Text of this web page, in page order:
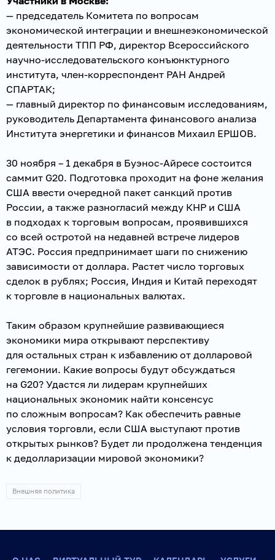
— председатель Комитета по вопросам
экономической интеграции и внешнеэкономической
деятельности ТПП РФ, директор Всероссийского
научно-исследовательского конъюнктурного
института, член-корреспондент РАН Андрей
СПАРТАК;
— главный директор по финансовым исследованиям,
руководитель Департамента финансового анализа
Института энергетики и финансов Михаил ЕРШОВ.
30 ноября – 1 декабря в Буэнос-Айресе состоится
саммит G20. Подготовка проходит на фоне желания
США ввести очередной пакет санкций против
России, а также разногласий между КНР и США
в подходах к торговым вопросам, проявившихся
со всей остротой на недавней встрече лидеров
АТЭС. Россия предпринимает шаги по снижению
зависимости от доллара. Растет число торговых
сделок в рублях; Россия, Индия и Китай переходят
к торговле в национальных валютах.
Таким образом крупнейшие развивающиеся
экономики мира открывают перспективу
для остальных стран к избавлению от долларовой
гегемонии. Какие вопросы будут обсуждаться
на G20? Удастся ли лидерам крупнейших
национальных экономик найти консенсус
по сложным вопросам? Как обеспечить равные
условия торговли, если США выступают против
открытых рынков? Будет ли продолжена тенденция
к дедолларизации мировой экономики?
Внешняя политика